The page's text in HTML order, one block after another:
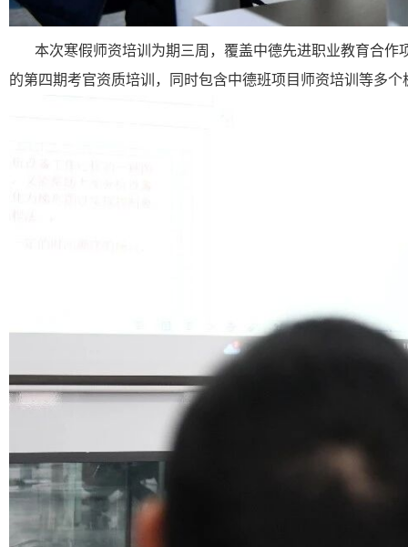
本次寒假师资培训为期三周，覆盖中德先进职业教育合
的第四期考官资质培训，同时包含中德班项目师资培训等多